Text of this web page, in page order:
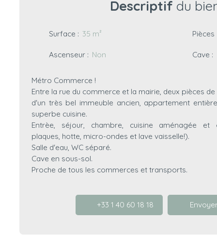
Descriptif du
Surface : 35 m² Pièces
Ascenseur : Non Cave :
Métro Commerce !
Entre la rue du commerce et la mairie, deux pièces
d'un très bel immeuble ancien, appartement
superbe cuisine.
Entrèe, séjour, chambre, cuisine aménagée et
plaques, hotte, micro-ondes et lave vaisselle!).
Salle d'eau, WC séparé.
Cave en sous-sol.
Proche de tous les commerces et transports.
+33 1 40 60 18 18